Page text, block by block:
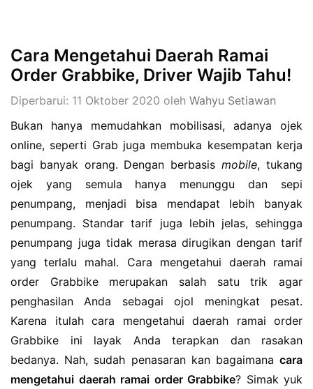
Cara Mengetahui Daerah Ramai
Order Grabbike, Driver Wajib Tahu!
Diperbarui: 11 Oktober 2020 oleh Wahyu Setiawan
Bukan hanya memudahkan mobilisasi, adanya ojek
online, seperti Grab juga membuka kesempatan kerja
bagi banyak orang. Dengan berbasismobile, tukang
ojek yang semula hanya menunggu dan sepi
penumpang, menjadi bisa mendapat lebih banyak
penumpang. Standar tarif juga lebih jelas, sehingga
penumpang juga tidak merasa dirugikan dengan tarif
yang terlalu mahal. Cara mengetahui daerah ramai
order Grabbike merupakan salah satu trik agar
penghasilan Anda sebagai ojol meningkat pesat.
Karena itulah cara mengetahui daerah ramai order
Grabbike ini layak Anda terapkan dan rasakan
bedanya. Nah, sudah penasaran kan bagaimana cara
mengetahui daerah ramai order Grabbike? Simak yuk